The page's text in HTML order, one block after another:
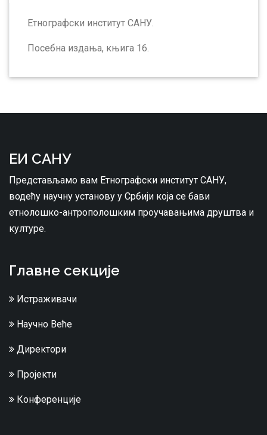
Етнографски институт САНУ.
Посебна издања, књига 16.
ЕИ САНУ
Представљамо вам Етнографски институт САНУ,
водећу научну установу у Србији која се бави
етнолошко-антрополошким проучавањима друштва и
културе.
Главне секције
Истраживачи
Научно Веће
Директори
Пројекти
Конференције